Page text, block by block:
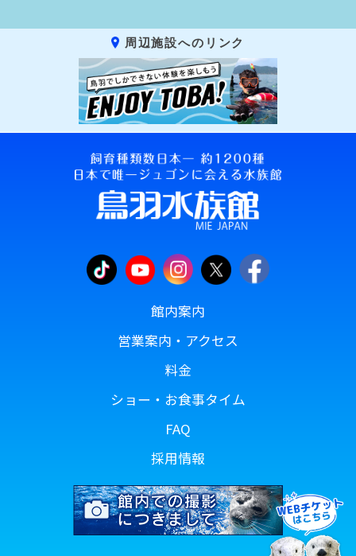
周辺施設へのリンク
館内案内
営業案内・アクセス
料金
ショー・お食事タイム
FAQ
採用情報